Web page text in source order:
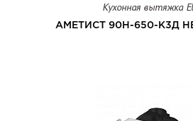
Кухонная вытяжка
АМЕТИСТ 90Н-650-К3Д